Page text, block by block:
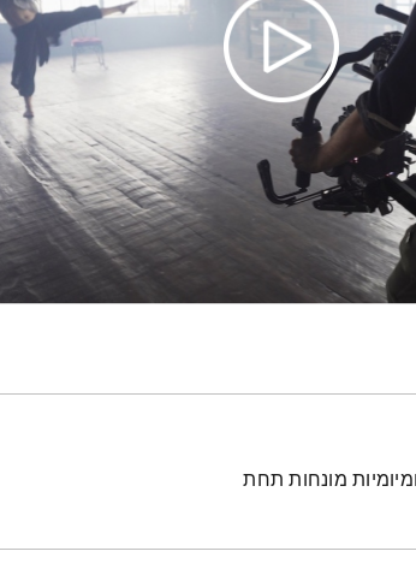
מונחות תחת